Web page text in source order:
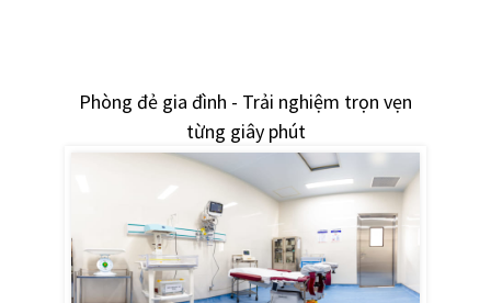
Phòng đẻ gia đình - Trải nghiệm trọn vẹn
từng giây phút